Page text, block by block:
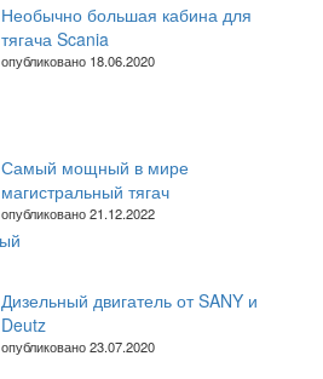
Необычно большая кабина для
тягача Scania
опубликовано 18.06.2020
Самый мощный в мире
магистральный тягач
опубликовано 21.12.2022
Дизельный двигатель от SANY и
Deutz
опубликовано 23.07.2020